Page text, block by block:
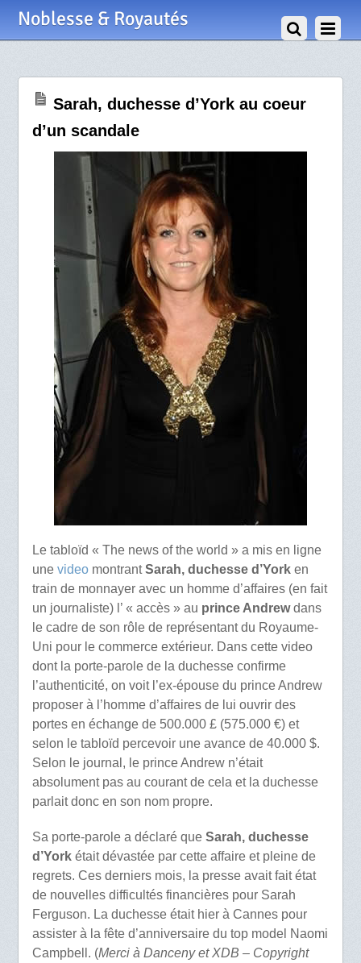
Noblesse & Royautés
Sarah, duchesse d’York au coeur
d’un scandale
Le tabloïd « The news of the world » a mis en ligne
une videomontrantSarah, duchesse d’York en
train de monnayer avec un homme d’affaires (en fait
un journaliste) l’ « accès » au prince Andrewdans
le cadre de son rôle de représentant du Royaume-
Uni pour le commerce extérieur. Dans cette video
dont la porte-parole de la duchesse confirme
l’authenticité, on voit l’ex-épouse du prince Andrew
proposer à l’homme d’affaires de lui ouvrir des
portes en échange de 500.000 £ (575.000 €) et
selon le tabloïd percevoir une avance de 40.000 $.
Selon le journal, le prince Andrew n’était
absolument pas au courant de cela et la duchesse
parlait donc en son nom propre.
Sa porte-parole a déclaré que Sarah, duchesse
d’Yorkétait dévastée par cette affaire et pleine de
regrets. Ces derniers mois, la presse avait fait état
de nouvelles difficultés financières pour Sarah
Ferguson. La duchesse était hier à Cannes pour
assister à la fête d’anniversaire du top model Naomi
Campbell. (Merci à Danceny et XDB – Copyright